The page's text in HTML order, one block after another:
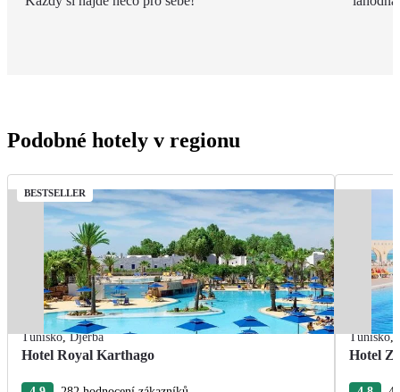
Podobné hotely v regionu
BESTSELLER
Tunisko,Djerba
Hotel Royal Karthago
Tunisko,
Hotel